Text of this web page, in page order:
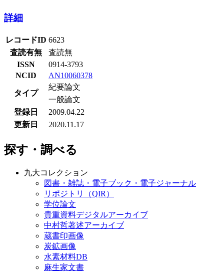
詳細
レコードID 6623
査読有無
査読無
ISSN
0914-3793
NCID
AN10060378
タイプ
紀要論文
一般論文
登録日
2009.04.22
更新日
2020.11.17
探す・調べる
九大コレクション
図書・雑誌・電子ブック・電子ジャーナル
リポジトリ（QIR）
学位論文
貴重資料デジタルアーカイブ
中村哲著述アーカイブ
蔵書印画像
炭鉱画像
水素材料DB
麻生家文書